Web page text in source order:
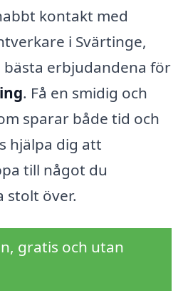
kontakt med
i Svärtinge,
erbjudandena för
. Få en smidig och
sparar både tid och
hjälpa dig att
till något du
stolt över.
gratis och utan